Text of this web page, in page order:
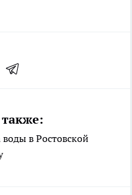
в Ростовской